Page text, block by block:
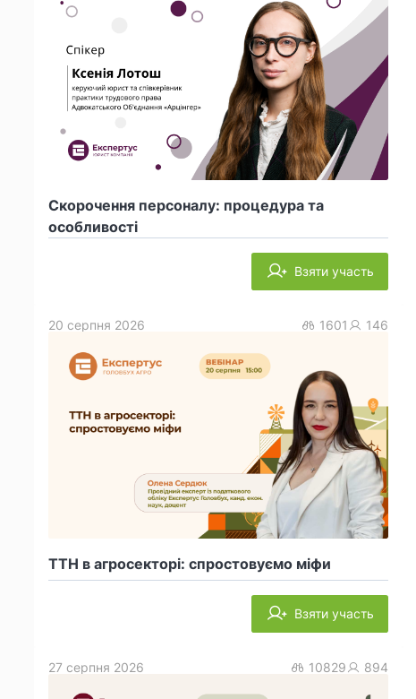
Скорочення персоналу: процедура та
особливості
Взяти участь
ТТН в агросекторі: спростовуємо міфи
20 серпня 2026 1601 146
Взяти участь
27 серпня 2026 10829 894